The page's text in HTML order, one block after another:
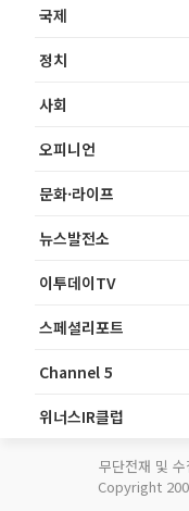
국제
정치
사회
오피니언
문화·라이프
뉴스발전소
이투데이TV
스페셜리포트
Channel 5
위너스IR클럽
무단전재 및
Copyright